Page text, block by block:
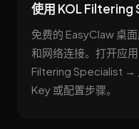
使用 KOL Filtering
免费的 EasyClaw 桌
和网络连接。打开应
Filtering Specialist →
Key 或配置步骤。